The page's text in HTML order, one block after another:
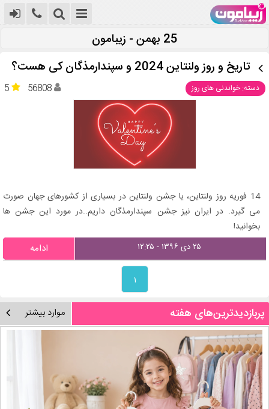
25 بهمن - زیبامون
تاریخ و روز ولنتاین 2024 و سپندارمذگان کی هست؟
دسته: خواندنی های روز 5 56808
14 فوریه روز ولنتاین، یا جشن ولنتاین در بسیاری از کشورهای جهان صورت
می گیرد. در ایران نیز جشن سپندارمذگان داریم..در مورد این جشن ها
بخوانید!
۲۵ دی ۱۳۹۶ - ۱۲:۲۵ ادامه
۱
پربازدیدترین‌های هفته موارد بیشتر